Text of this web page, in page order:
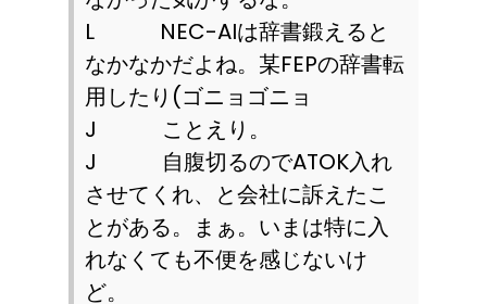
L
NEC-AIは辞書鍛えると
なかなかだよね。某FEPの辞書転
用したり (ゴニョゴニョ
J ことえり。
J 自腹切るのでATOK入れ
させてくれ、と会社に訴えたこ
とがある。まぁ。いまは特に入
れなくても不便を感じないけ
ど。